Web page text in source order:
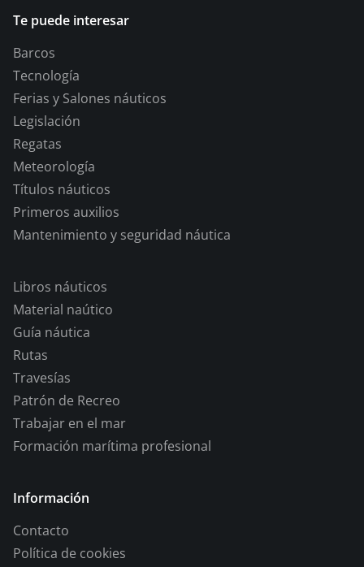
Te puede interesar
Barcos
Tecnología
Ferias y Salones náuticos
Legislación
Regatas
Meteorología
Títulos náuticos
Primeros auxilios
Mantenimiento y seguridad náutica
Libros náuticos
Material naútico
Guía náutica
Rutas
Travesías
Patrón de Recreo
Trabajar en el mar
Formación marítima profesional
Información
Contacto
Política de cookies